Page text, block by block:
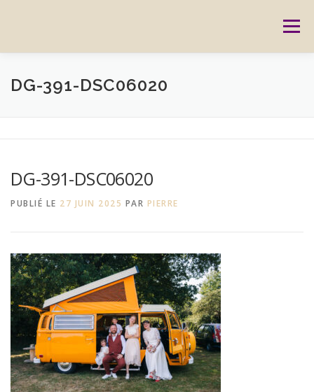
Menu
ACCUEIL PRESTATIONS
REPORTAGES MON HISTOIRE
DG-391-DSC06020
DG-391-DSC06020
PUBLIÉ LE 27 JUIN 2025 PAR PIERRE